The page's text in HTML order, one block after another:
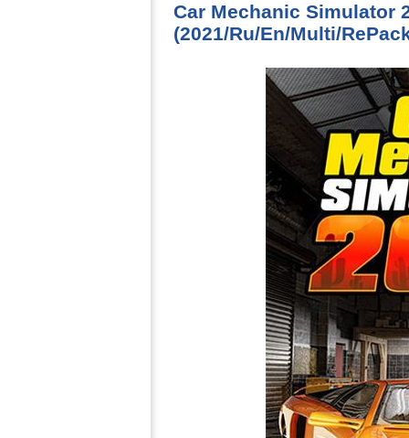
Car Mechanic Simulator
(2021/Ru/En/Multi/